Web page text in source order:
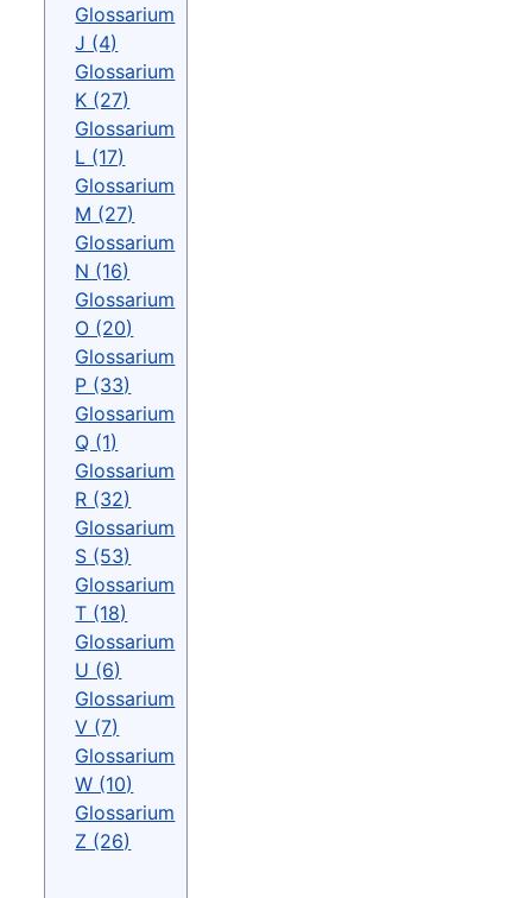
Glossarium
J (4)
Glossarium
K (27)
Glossarium
L (17)
Glossarium
M (27)
Glossarium
N (16)
Glossarium
O (20)
Glossarium
P (33)
Glossarium
Q (1)
Glossarium
R (32)
Glossarium
S (53)
Glossarium
T (18)
Glossarium
U (6)
Glossarium
V (7)
Glossarium
W (10)
Glossarium
Z (26)